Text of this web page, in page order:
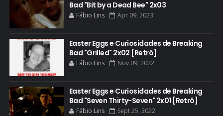
CURIOSIDADES
DGA AWARDS
DVD
DEAN NORRIS
DOCUMENTÁRIO
DOS HOMBRES MEZCAL
EASTER EGGS
Bad "Bit by a Dead Bee" 2x03
Fábio Lins Apr 09, 2023
Easter Eggs e Curiosidades de Breaking
Bad "Grilled" 2x02 [Retrô]
Fábio Lins Nov 09, 2022
Easter Eggs e Curiosidades de Breaking
Bad "Seven Thirty-Seven" 2x01 [Retrô]
Fábio Lins Sept 25, 2022